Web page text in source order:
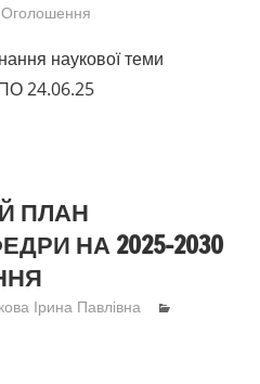
Оголошення
наукової теми
24.06.25
ПЛАН
НА 2025-2030
Ірина Павлівна